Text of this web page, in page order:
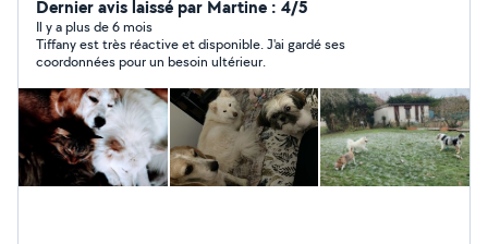
déjà effectuée plusieurs gardes de chien et tous se
sont bien passées . Je suis également disponible pour
des heures de ménage, pour m'occuper des personnes
âgées et ou handicapés. J'ai travaillé dans un centre
avec des personnes autistes , Ephad et domicile.
J'effectue également des heures de ménage . N'hésitez
pas à me contacter. a bientôt
Dernier avis laissé par Martine : 4/5
Il y a plus de 6 mois
Tiffany est très réactive et disponible. J'ai gardé ses
coordonnées pour un besoin ultérieur.